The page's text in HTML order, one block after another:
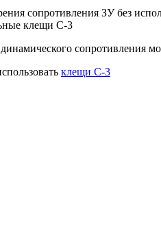
сопротивления ЗУ без
клещи C-3
сопротивления
клещи C-3